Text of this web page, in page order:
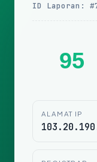
ID Laporan:
95
ALAMAT IP